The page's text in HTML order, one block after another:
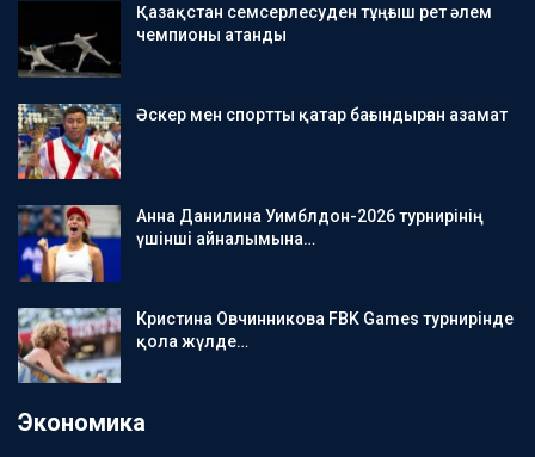
Қазақстан семсерлесуден тұңғыш рет әлем
чемпионы атанды
Әскер мен спортты қатар бағындырған азамат
Анна Данилина Уимблдон-2026 турнирінің
үшінші айналымына…
Кристина Овчинникова FBK Games турнирінде
қола жүлде…
Экономика